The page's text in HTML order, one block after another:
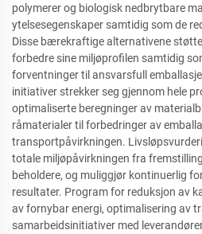
polymerer og biologisk nedbrytbare
ytelsesegenskaper samtidig som de
Disse bærekraftige alternativene
forbedre sine miljøprofilen samtidig
forventninger til ansvarsfull
initiativer strekker seg gjennom hele
optimaliserte beregninger av
råmaterialer til forbedringer av
transportpåvirkningen.
totale miljøpåvirkningen fra
beholdere, og muliggjør kontinuerlig
resultater. Program for reduksjon av
av fornybar energi, optimalisering av
samarbeidsinitiativer med